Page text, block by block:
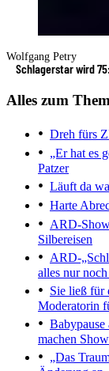
Wolfgang Petry
Schlagerstar wird
Alles zum
Dreh fürs
„Er hat es
Patzer
Läuft da
Harte
ARD-
Silbereisen
ARD-
alles nur
Sie ließ für
Moderatorin
machen
„Das